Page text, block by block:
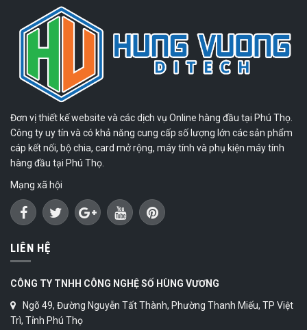
Đơn vị thiết kế website và các dịch vụ Online hàng đầu tại Phú Thọ.
Công ty uy tín và có khả năng cung cấp số lượng lớn các sản phẩm
cáp kết nối, bộ chia, card mở rộng, máy tính và phụ kiện máy tính
hàng đầu tại Phú Thọ.
Mạng xã hội
LIÊN HỆ
CÔNG TY TNHH CÔNG NGHỆ SỐ HÙNG VƯƠNG
Ngõ 49, Đường Nguyễn Tất Thành, Phường Thanh Miếu, TP Việt
Trì, Tỉnh Phú Thọ